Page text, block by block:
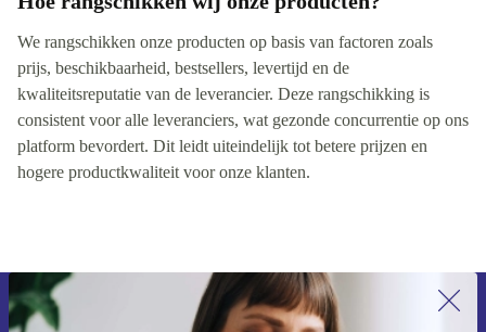
We rangschikken onze producten op basis van factoren zoals
prijs, beschikbaarheid, bestsellers, levertijd en de
kwaliteitsreputatie van de leverancier. Deze rangschikking is
consistent voor alle leveranciers, wat gezonde concurrentie op ons
platform bevordert. Dit leidt uiteindelijk tot betere prijzen en
hogere productkwaliteit voor onze klanten.
Meld je aan voor onze nieuwsbrief en